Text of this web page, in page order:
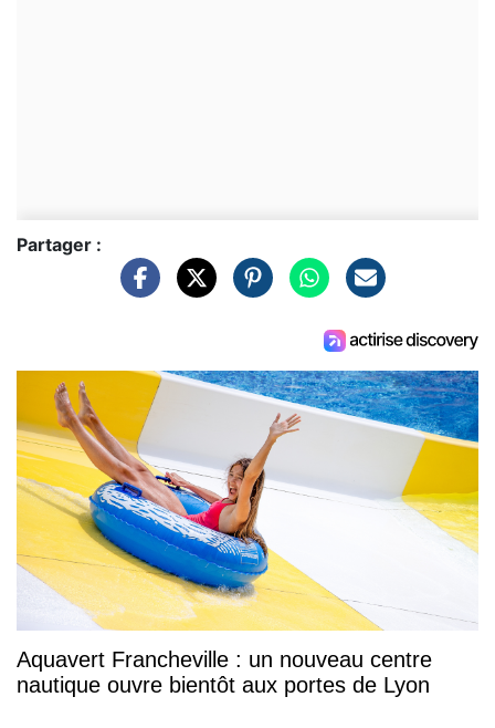
Partager :
Aquavert Francheville : un nouveau centre
nautique ouvre bientôt aux portes de Lyon